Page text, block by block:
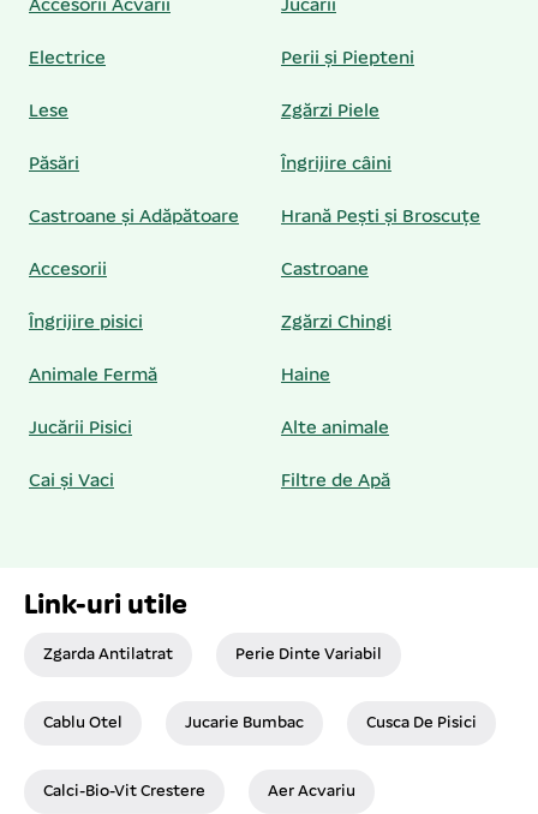
Accesorii Acvarii Jucării
Electrice Perii și Piepteni
Lese Zgărzi Piele
Păsări Îngrijire câini
Castroane și Adăpătoare Hrană Pești și Broscuțe
Accesorii Castroane
Îngrijire pisici Zgărzi Chingi
Animale Fermă Haine
Jucării Pisici Alte animale
Cai și Vaci Filtre de Apă
Link-uri utile
Zgarda Antilatrat Perie Dinte Variabil
Cablu Otel Jucarie Bumbac Cusca De Pisici
Calci-Bio-Vit Crestere Aer Acvariu